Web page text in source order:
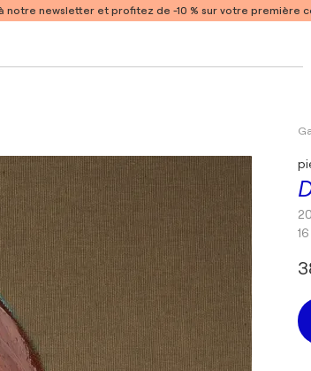
notre newsletter et profitez de -10 % sur votre première